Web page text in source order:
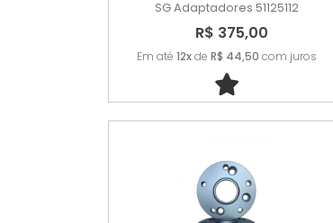
SG Adaptadores 51125112
R$ 375,00
Em até 12xde R$ 44,50 com juros